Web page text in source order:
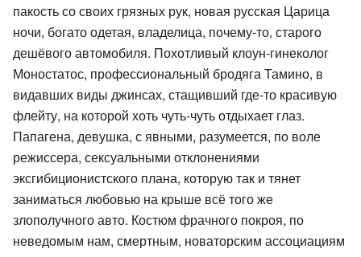
пакость со своих грязных рук, новая русская Царица
ночи, богато одетая, владелица, почему-то, старого
дешёвого автомобиля. Похотливый клоун-гинеколог
Моностатос, профессиональный бродяга Тамино, в
видавших виды джинсах, стащивший где-то красивую
флейту, на которой хоть чуть-чуть отдыхает глаз.
Папагена, девушка, с явными, разумеется, по воле
режиссера, сексуальными отклонениями
эксгибиционистского плана, которую так и тянет
заниматься любовью на крыше всё того же
злополучного авто. Костюм фрачного покроя, по
неведомым нам, смертным, новаторским ассоциациям